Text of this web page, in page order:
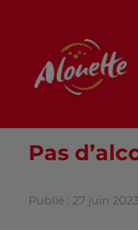
Pas
Publié : 27 juin